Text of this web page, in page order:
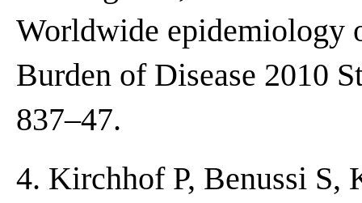
Worldwide
Burden of Disease 2010
837–47.
4. Kirchhof P, Benussi S,